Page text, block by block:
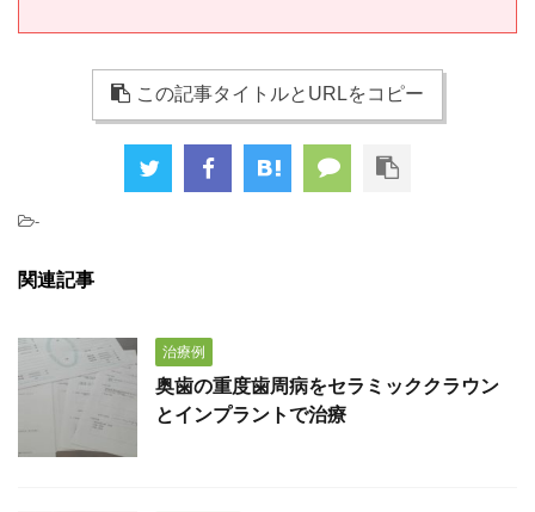
この記事タイトルとURLをコピー
-
関連記事
治療例
奥歯の重度歯周病をセラミッククラウン
とインプラントで治療